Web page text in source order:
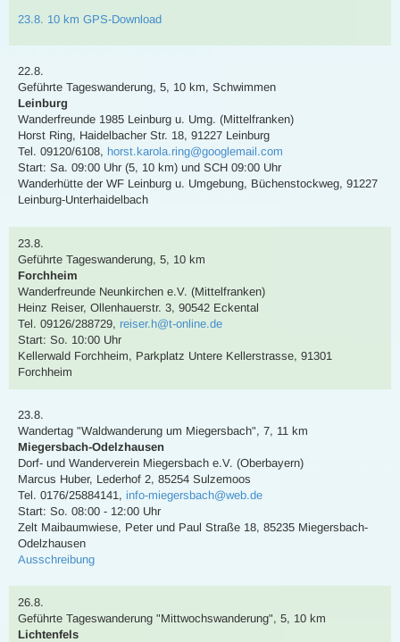
23.8. 10 km GPS-Download
22.8.
Geführte Tageswanderung, 5, 10 km, Schwimmen
Leinburg
Wanderfreunde 1985 Leinburg u. Umg. (Mittelfranken)
Horst Ring, Haidelbacher Str. 18, 91227 Leinburg
Tel. 09120/6108, horst.karola.ring@googlemail.com
Start: Sa. 09:00 Uhr (5, 10 km) und SCH 09:00 Uhr
Wanderhütte der WF Leinburg u. Umgebung, Büchenstockweg, 91227
Leinburg-Unterhaidelbach
23.8.
Geführte Tageswanderung, 5, 10 km
Forchheim
Wanderfreunde Neunkirchen e.V. (Mittelfranken)
Heinz Reiser, Ollenhauerstr. 3, 90542 Eckental
Tel. 09126/288729, reiser.h@t-online.de
Start: So. 10:00 Uhr
Kellerwald Forchheim, Parkplatz Untere Kellerstrasse, 91301
Forchheim
23.8.
Wandertag "Waldwanderung um Miegersbach", 7, 11 km
Miegersbach-Odelzhausen
Dorf- und Wanderverein Miegersbach e.V. (Oberbayern)
Marcus Huber, Lederhof 2, 85254 Sulzemoos
Tel. 0176/25884141 , info-miegersbach@web.de
Start: So. 08:00 - 12:00 Uhr
Zelt Maibaumwiese, Peter und Paul Straße 18, 85235 Miegersbach-
Odelzhausen
Ausschreibung
26.8.
Geführte Tageswanderung "Mittwochswanderung", 5, 10 km
Lichtenfels